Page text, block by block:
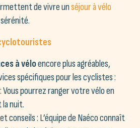
de vivre unséjour à vélo
à véloencore plus agréables,
spécifiques pour les cyclistes :
Vous pourrez ranger votre vélo en
nuit.
conseils : L’équipe de Naéco connaît